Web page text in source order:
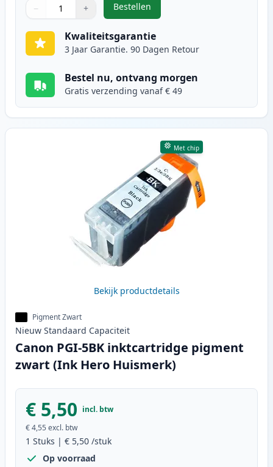
Gebruik de knoppen om aan te passen
− +
1
Bestellen
,4 stuks Canon CLI-8
Kwaliteitsgarantie
3 Jaar Garantie. 90 Dagen Retour
Bestel nu, ontvang morgen
Gratis verzending vanaf € 49
Met chip
Bekijk productdetails
Pigment Zwart
Nieuw Standaard Capaciteit
Canon PGI-5BK inktcartridge pigment
zwart (Ink Hero Huismerk)
€ 5,50 incl. btw
€ 4,55 excl. btw
1 Stuks | € 5,50 /stuk
Op voorraad